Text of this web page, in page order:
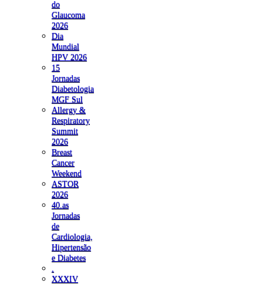
do
Glaucoma
2026
Dia
Mundial
HPV 2026
15
Jornadas
Diabetologia
MGF Sul
Allergy &
Respiratory
Summit
2026
Breast
Cancer
Weekend
ASTOR
2026
40.as
Jornadas
de
Cardiologia,
Hipertensão
e Diabetes
XXXIV